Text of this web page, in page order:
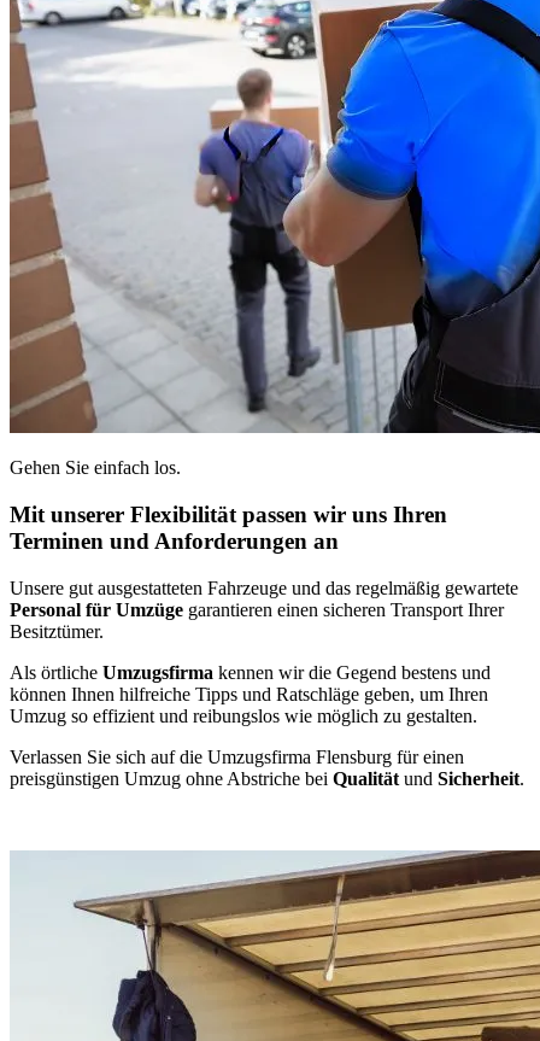
Gehen Sie einfach los.
Mit unserer Flexibilität passen wir uns Ihren
Terminen und Anforderungen an
Unsere gut ausgestatteten Fahrzeuge und das regelmäßig gewartete
Personal für Umzüge garantieren einen sicheren Transport Ihrer
Besitztümer.
Als örtliche Umzugsfirma kennen wir die Gegend bestens und
können Ihnen hilfreiche Tipps und Ratschläge geben, um Ihren
Umzug so effizient und reibungslos wie möglich zu gestalten.
Verlassen Sie sich auf die Umzugsfirma Flensburg für einen
preisgünstigen Umzug ohne Abstriche bei Qualität und Sicherheit.